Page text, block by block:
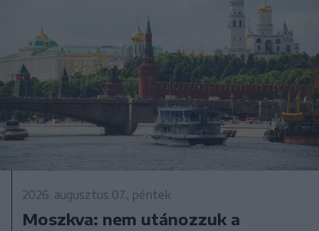
2026. augusztus 07., péntek
Moszkva: nem utánozzuk a